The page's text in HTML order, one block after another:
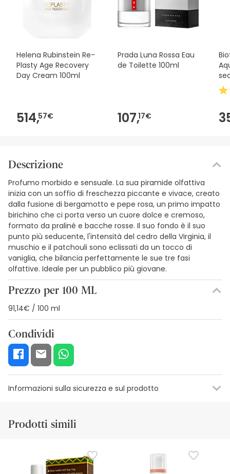
Helena Rubinstein Re-
Plasty Age Recovery
Day Cream 100ml
514,57€
Prada Luna Rossa Eau
de Toilette 100ml
107,17€
Descrizione
Profumo morbido e sensuale. La sua piramide olfattiva
inizia con un soffio di freschezza piccante e vivace, creato
dalla fusione di bergamotto e pepe rosa, un primo impatto
birichino che ci porta verso un cuore dolce e cremoso,
formato da praliné e bacche rosse. Il suo fondo è il suo
punto più seducente, l'intensità del cedro della Virginia, il
muschio e il patchouli sono eclissati da un tocco di
vaniglia, che bilancia perfettamente le sue tre fasi
olfattive. Ideale per un pubblico più giovane.
Prezzo per 100 ML
91,14€ / 100 ml
Condividi
Informazioni sulla sicurezza e sul prodotto
Risorse per la sicurezza visiva
Al momento non disponiamo delle immagini di sicurezza
per questo prodotto, ma ci stiamo lavorando. Vi invitiamo
a tornare a trovarci più tardi per gli aggiornamenti. Nel
Prodotti simili